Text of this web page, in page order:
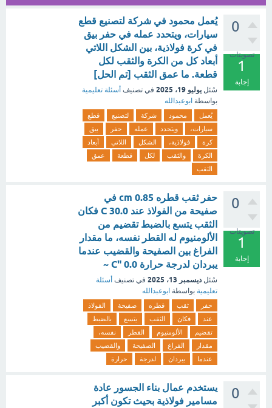
0
تصويتات
1
إجابة
يُعمل محمود في شركة لتصنيع قطع
سيارات، ويتحدد عمله في حفر بيق
في كرة فولاذية، بين الشكل اللاتي
أبعاد كل من الكرة والثقب لكل
قطعة. ما عمق الثقب [تم الحل]
سُئل يوليو 19، 2025 في تصنيف أسئلة تعليمية
بواسطة ابوعبدالله
يُعمل محمود شركة لتصنيع
قطع
سيارات،
ويتحدد عمله حفر
بيق
كرة
فولاذية، الشكل اللاتي
أبعاد
الكرة
والثقب لكل قطعة
عمق
الثقب
0
تصويتات
1
إجابة
حفر ثقب قطره cm 0.85 في
صفيحة من الفولاذ عند C 30.0 فكان
الثقب يتسع بالضبط تقضيم من
الألومنيوم له القطر نفسه، ما مقدار
الفراغ بين الصفيحة والقضيب عندما
يبردان لدرجة حرارة C" 0.0 ~
سُئل ديسمبر 13، 2025 في تصنيف أسئلة
تعليمية بواسطة ابوعبدالله
حفر ثقب قطره صفيحة
الفولاذ
عند
فكان الثقب يتسع
بالضبط
تقضيم
الألومنيوم القطر
نفسه،
مقدار
الفراغ الصفيحة
والقضيب
عندما
يبردان لدرجة حرارة
0
يستخدم عمال بناء الجسور عادة
مسامير فولاذية بحيث تكون أكبر